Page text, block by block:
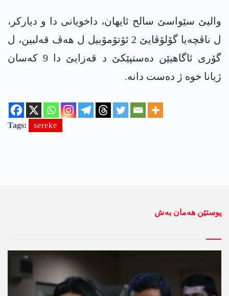
والیێ سێواسێ سالح ئایھان، داخویانی دا و دیاركر،
ل ناڤچەیا گۆلۆڤایێ 2 ئۆتۆمۆبیل ل ھەڤ قەلبین، ل
گۆری ئاگاھیێن دەستپێکێ د قەزایێ دا 9 کەسان
ژیانا خوە ژ دەست دانە.
Tags: sereke
پوستێن ھەمان بەش